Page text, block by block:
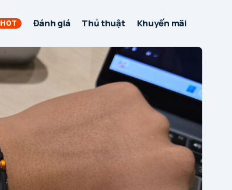
HOT Đánh giá Thủ thuật Khuyến mãi